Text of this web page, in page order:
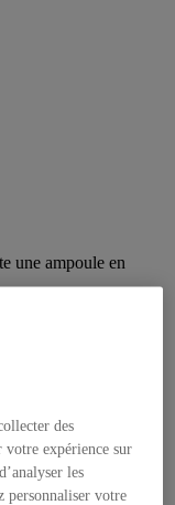
des
expérience sur
les
personnaliser votre